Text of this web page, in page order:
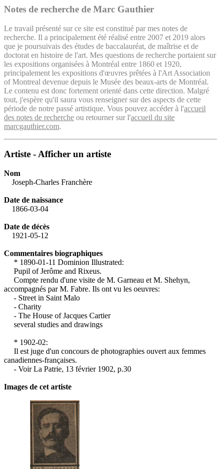
Notes de recherche de Marc Gauthier
Le travail présenté sur ce site est constitué par mes notes de
recherche. Il a principalement été réalisé entre 2007 et 2019 alors
que je poursuivais des études de baccalauréat, de maîtrise et de
doctorat en histoire de l'art. Mes questions de recherche portaient sur
les expositions organisées à Montréal entre 1860 et 1920,
principalement les expositions d'œuvres prêtées à l'Art Association
of Montreal devenue depuis le Musée des beaux-arts de Montréal.
Le contenu est donc fortement orienté dans cette direction. Malgré
tout, j'espère qu'il saura vous renseigner sur des aspects de cette
période de notre passé artistique. Vous pouvez accéder à l'accueil
des notes de recherche ou retourner sur l'accueil du site
marcgauthier.com.
Artiste - Afficher un artiste
Nom
Joseph-Charles Franchère
Date de naissance
1866-03-04
Date de décès
1921-05-12
Commentaires biographiques
* 1890-01-11 Dominion Illustrated:
Pupil of Jerôme and Rixeus.
Compte rendu d'une visite de M. Garneau et M. Shehyn,
accompagnés par M. Fabre. Ils ont vu les oeuvres:
- Street in Saint Malo
- Charity
- The House of Jacques Cartier
several studies and drawings
* 1902-02:
Il est juge d'un concours de photographies ouvert aux femmes
canadiennes-françaises.
- Voir La Patrie, 13 février 1902, p.30
Images de cet artiste